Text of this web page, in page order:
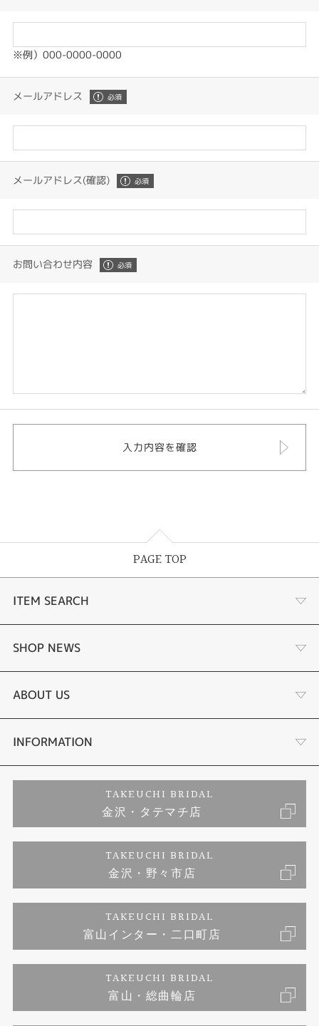
※例）000-0000-0000
メールアドレス
メールアドレス(確認)
お問い合わせ内容
PAGE TOP
ITEM SEARCH
婚約指輪
結婚指輪
セットリング
婚約ネックレス
ダイヤモンド
ジュエリーリフォーム
SHOP NEWS
選ばれる理由まとめ
お客様の声
プロポーズサポート
ブランドリスト
福井指輪工房｜手作りペアリング
福井指輪工房｜手作り結婚指輪 and 婚約指輪
福井工房｜手作り婚約指輪プロポーズプラン
ABOUT US
会社概要
お客様の声
INFORMATION
プライバシーポリシー
TAKEUCHI BRIDAL
金沢・タテマチ店
TAKEUCHI BRIDAL
金沢・野々市店
TAKEUCHI BRIDAL
富山インター・二口町店
TAKEUCHI BRIDAL
富山・総曲輪店